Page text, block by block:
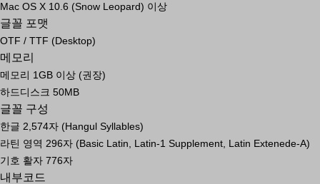
Mac OS X 10.6 (Snow Leopard) 이상
글꼴 포맷
OTF / TTF (Desktop)
메모리
메모리 1GB 이상 (권장)
하드디스크 50MB
글꼴 구성
한글 2,574자 (Hangul Syllables)
라틴 영역 296자 (Basic Latin, Latin-1 Supplement, Latin Extenede-A)
기호 활자 776자
내부코드